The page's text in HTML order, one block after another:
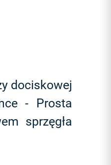
dociskowej
- Prosta
sprzęgła